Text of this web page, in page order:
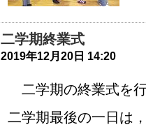
2016年2月 1日
三重大学附属
次案内)
二学期終業式
2019年12月20日 14:20
二学期の終業式を
二学期最後の一日は